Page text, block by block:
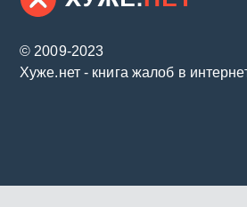
© 2009-2023
Хуже.нет - книга жалоб в